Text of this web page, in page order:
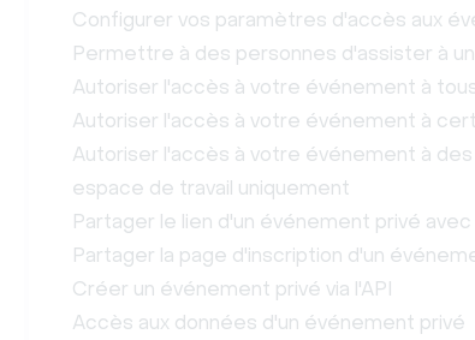
Configurer vos paramètres d'accès aux
Permettre à des personnes d'assister à
Autoriser l'accès à votre événement à
Autoriser l'accès à votre événement à
Autoriser l'accès à votre événement à
espace de travail uniquement
Partager le lien d'un événement privé
Partager la page d'inscription d'un
Créer un événement privé via l'API
Accès aux données d'un événement privé